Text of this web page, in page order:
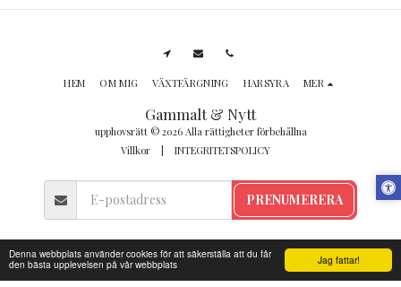
Jag fattar!
Denna webbplats använder cookies för att säkerställa att du får
den bästa upplevelsen på vår webbplats
Gammalt & Nytt
upphovsrätt © 2026 Alla rättigheter förbehållna
Villkor| INTEGRITETSPOLICY
HEM OM MIG VÄXTFÄRGNING HARSYRA MER
PRENUMERERA